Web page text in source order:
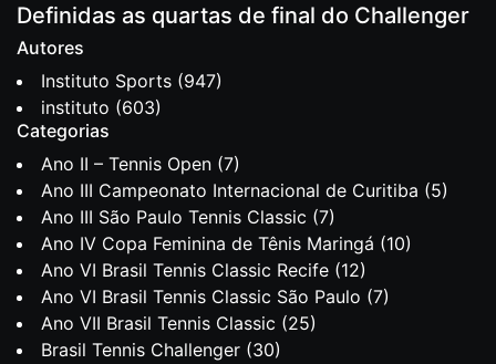
Definidas as quartas de final do Challenger
Autores
Instituto Sports (947)
instituto (603)
Categorias
Ano II – Tennis Open (7)
Ano III Campeonato Internacional de Curitiba (5)
Ano III São Paulo Tennis Classic (7)
Ano IV Copa Feminina de Tênis Maringá (10)
Ano VI Brasil Tennis Classic Recife (12)
Ano VI Brasil Tennis Classic São Paulo (7)
Ano VII Brasil Tennis Classic (25)
Brasil Tennis Challenger (30)